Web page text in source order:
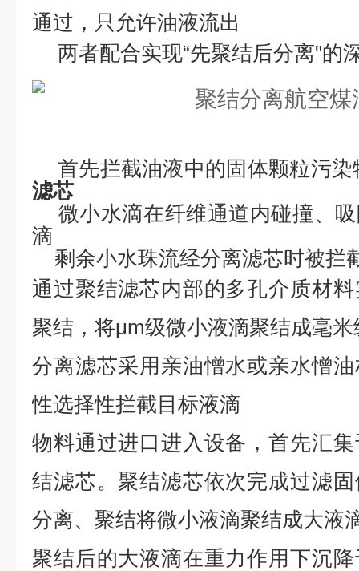
通过，只允许油液流出
两者配合实现“先聚结后分离"的
首先拦截油液中的固体颗粒污染
滤芯
微小水滴在纤维通道内碰撞、
滴
剩余小水珠流经分离滤芯时被拦
通过聚结滤芯内部的多孔介质材
聚结，将μm级微小液滴聚结成毫
分离滤芯采用亲油憎水或亲水憎
性选择性拦截目标液滴
物料通过进口进入设备，首先汇
结滤芯。聚结滤芯依次完成过滤
分离、聚结将微小液滴聚结成大液
聚结后的大液滴在重力作用下沉